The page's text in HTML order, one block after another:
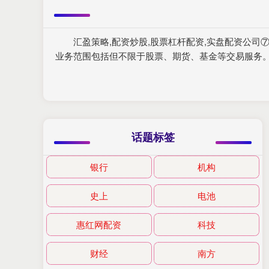
汇盈策略,配资炒股,股票杠杆配资,实盘配资公司
业务范围包括但不限于股票、期货、基金等交易服务
话题标签
银行 机构
史上 电池
惠红网配资 科技
财经 南方